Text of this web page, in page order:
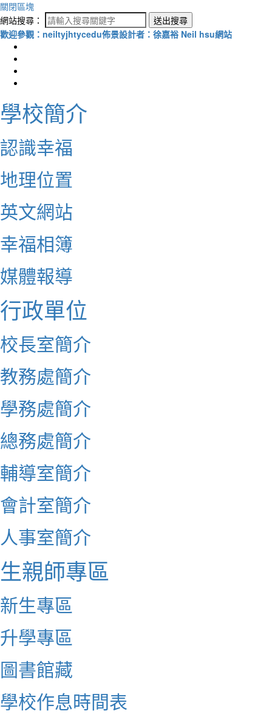
關閉區塊
網站搜尋：
送出搜尋
歡迎參觀：neiltyjhtycedu佈景設計者：徐嘉裕 Neil hsu網站
學校簡介
認識幸福
地理位置
英文網站
幸福相簿
媒體報導
行政單位
校長室簡介
教務處簡介
學務處簡介
總務處簡介
輔導室簡介
會計室簡介
人事室簡介
生親師專區
新生專區
升學專區
圖書館藏
學校作息時間表